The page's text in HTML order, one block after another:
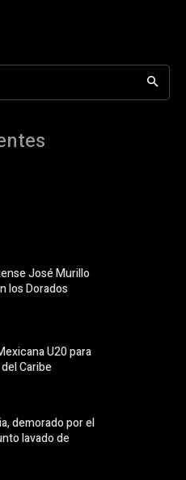
José Murillo
los Dorados
U20 para
Caribe
demorado por el
lavado de